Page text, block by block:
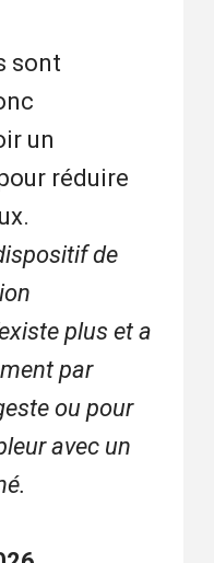
sont
un
réduire
de
plus et a
par
ou pour
avec un